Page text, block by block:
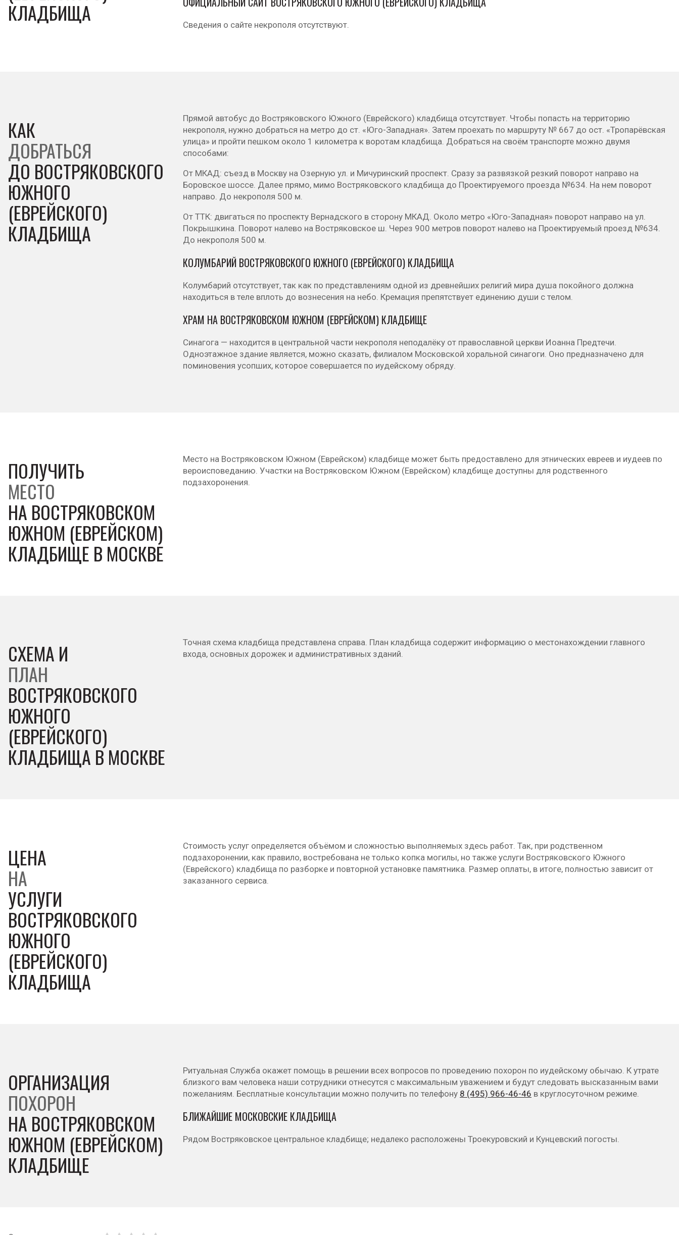
КЛАДБИЩА Сведения о сайте некрополя отсутствуют.
КАК
ДОБРАТЬСЯ
ДО ВОСТРЯКОВСКОГО
ЮЖНОГО
(ЕВРЕЙСКОГО)
КЛАДБИЩА
Прямой автобус до Востряковского Южного (Еврейского) кладбища отсутствует. Чтобы попасть на территорию
некрополя, нужно добраться на метро до ст. «Юго-Западная». Затем проехать по маршруту № 667 до ост. «Тропарёвская
улица» и пройти пешком около 1 километра к воротам кладбища. Добраться на своём транспорте можно двумя
способами:
От МКАД: съезд в Москву на Озерную ул. и Мичуринский проспект. Сразу за развязкой резкий поворот направо на
Боровское шоссе. Далее прямо, мимо Востряковского кладбища до Проектируемого проезда №634. На нем поворот
направо. До некрополя 500 м.
От ТТК: двигаться по проспекту Вернадского в сторону МКАД. Около метро «Юго-Западная» поворот направо на ул.
Покрышкина. Поворот налево на Востряковское ш. Через 900 метров поворот налево на Проектируемый проезд №634.
До некрополя 500 м.
КОЛУМБАРИЙ ВОСТРЯКОВСКОГО ЮЖНОГО (ЕВРЕЙСКОГО) КЛАДБИЩА
Колумбарий отсутствует, так как по представлениям одной из древнейших религий мира душа покойного должна
находиться в теле вплоть до вознесения на небо. Кремация препятствует единению души с телом.
ХРАМ НА ВОСТРЯКОВСКОМ ЮЖНОМ (ЕВРЕЙСКОМ) КЛАДБИЩЕ
Синагога — находится в центральной части некрополя неподалёку от православной церкви Иоанна Предтечи.
Одноэтажное здание является, можно сказать, филиалом Московской хоральной синагоги. Оно предназначено для
поминовения усопших, которое совершается по иудейскому обряду.
ПОЛУЧИТЬ
МЕСТО
НА ВОСТРЯКОВСКОМ
ЮЖНОМ (ЕВРЕЙСКОМ)
КЛАДБИЩЕ В МОСКВЕ
Место на Востряковском Южном (Еврейском) кладбище может быть предоставлено для этнических евреев и иудеев по
вероисповеданию. Участки на Востряковском Южном (Еврейском) кладбище доступны для родственного
подзахоронения.
СХЕМА И
ПЛАН
ВОСТРЯКОВСКОГО
ЮЖНОГО
(ЕВРЕЙСКОГО)
КЛАДБИЩА В МОСКВЕ
Точная схема кладбища представлена справа. План кладбища содержит информацию о местонахождении главного
входа, основных дорожек и административных зданий.
ЦЕНА
НА
УСЛУГИ
ВОСТРЯКОВСКОГО
ЮЖНОГО
(ЕВРЕЙСКОГО)
КЛАДБИЩА
Стоимость услуг определяется объёмом и сложностью выполняемых здесь работ. Так, при родственном
подзахоронении, как правило, востребована не только копка могилы, но также услуги Востряковского Южного
(Еврейского) кладбища по разборке и повторной установке памятника. Размер оплаты, в итоге, полностью зависит от
заказанного сервиса.
ОРГАНИЗАЦИЯ
ПОХОРОН
НА ВОСТРЯКОВСКОМ
ЮЖНОМ (ЕВРЕЙСКОМ)
КЛАДБИЩЕ
Ритуальная Служба окажет помощь в решении всех вопросов по проведению похорон по иудейскому обычаю. К утрате
близкого вам человека наши сотрудники отнесутся с максимальным уважением и будут следовать высказанным вами
пожеланиям. Бесплатные консультации можно получить по телефону 8 (495) 966-46-46 в круглосуточном режиме.
БЛИЖАЙШИЕ МОСКОВСКИЕ КЛАДБИЩА
Рядом Востряковское центральное кладбище; недалеко расположены Троекуровский и Кунцевский погосты.